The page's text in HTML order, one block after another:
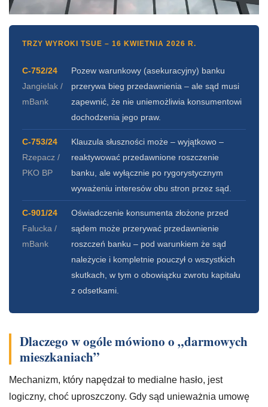
TRZY WYROKI TSUE – 16 KWIETNIA 2026 R.
C-752/24
Jangielak /
mBank
Pozew warunkowy (asekuracyjny) banku
przerywa bieg przedawnienia – ale sąd musi
zapewnić, że nie uniemożliwia konsumentowi
dochodzenia jego praw.
C-753/24
Rzepacz /
PKO BP
Klauzula słuszności może – wyjątkowo –
reaktywować przedawnione roszczenie
banku, ale wyłącznie po rygorystycznym
wyważeniu interesów obu stron przez sąd.
C-901/24
Falucka /
mBank
Oświadczenie konsumenta złożone przed
sądem może przerywać przedawnienie
roszczeń banku – pod warunkiem że sąd
należycie i kompletnie pouczył o wszystkich
skutkach, w tym o obowiązku zwrotu kapitału
z odsetkami.
Dlaczego w ogóle mówiono o „darmowych
mieszkaniach”
Mechanizm, który napędzał to medialne hasło, jest
logiczny, choć uproszczony. Gdy sąd unieważnia umowę